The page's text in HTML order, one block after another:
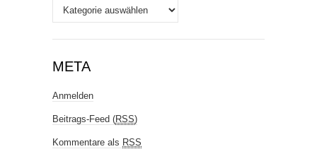
Stichworte
META
Anmelden
Beitrags-Feed (RSS)
Kommentare als RSS